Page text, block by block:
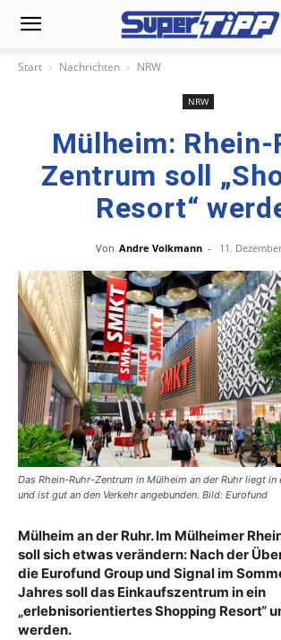
Start Nachrichten NRW
NRW
Mülheim: Rhein-
Zentrum soll
Resort“
Von Andre Volkmann - 11.
Das Rhein-Ruhr-Zentrum in Mülheim an der Ruhr liegt in
und ist gut an den Verkehr angebunden. Bild: Eurofund
Mülheim an der Ruhr. Im Mülheimer
soll sich etwas verändern: Nach der
die Eurofund Group und Signal im
Jahres soll das Einkaufszentrum in ein
„erlebnisorientiertes Shopping Resort“
werden.